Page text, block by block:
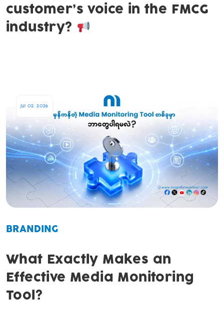
customer’s voice in the FMCG
industry?
Jul 02, 2026
BRANDING
What Exactly Makes an
Effective Media Monitoring
Tool?